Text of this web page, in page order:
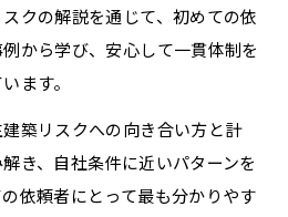
クの解説を通じて、初めての依
から学び、安心して一貫体制を
ます。
築リスクへの向き合い方と計
き、自社条件に近いパターンを
依頼者にとって最も分かりやす